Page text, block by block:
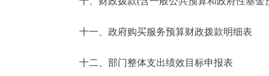
十一、政府购买服务预算财政拨款明细表
十二、部门整体支出绩效目标申报表